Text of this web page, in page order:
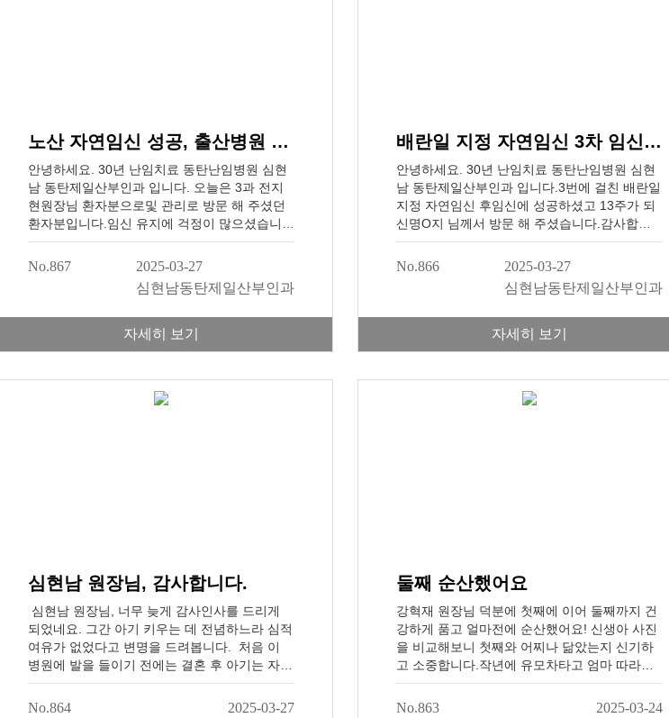
노산 자연임신 성공, 출산병원 전원 [정O영님]
안녕하세요. 30년 난임치료 동탄난임병원 심현
남 동탄제일산부인과 입니다. 오늘은 3과 전지
현원장님 환자분으로및 관리로 방문 해 주셨던
환자분입니다.임신 유지에 걱정이 많으셨습니
다.19주 5일에 출산병원 전원하셨습니다.큰 문
제 없이 건강하고 행복하게 심현남 동탄제일산
1등급 (2019, 2022)체외수정 지표 1등급난임시
다다음 희망의 주인공은 당신입니다...30년 난임
치료 경력 의료진이 진료하는
No.867
2025-03-27
심현남동탄제일산부인과
자세히 보기
배란일 지정 자연임신 3차 임신 성공 [명O지님]
안녕하세요. 30년 난임치료 동탄난임병원 심현
남 동탄제일산부인과 입니다.3번에 걸친 배란일
지정 자연임신 후임신에 성공하셨고 13주가 되
신명O지 님께서 방문 해 주셨습니다.감사합니
다. 행복한 임신 기간바라겠습니다. 감사합니
다!30년 난임치료경력, 동탄 난임병원 네이버 예
진료는 하지 않습니다.난임시술 의료기관 평가
을 축하드립니다다음 희망의 주인공은 당신입니
다...30년 난임치료 경력 의료진이 진료하는
No.866
2025-03-27
심현남동탄제일산부인과
자세히 보기
심현남 원장님, 감사합니다.
심현남 원장님, 너무 늦게 감사인사를 드리게
되었네요. 그간 아기 키우는 데 전념하느라 심적
여유가 없었다고 변명을 드려봅니다. 처음 이
병원에 발을 들이기 전에는 결혼 후 아기는 자연
히 생기는 줄로만 알았습니다. 결혼한 지 3년이
나 지나서 난임인 걸 알고 많이 상심해있었지요.
No.864
2025-03-27
둘째 순산했어요
강혁재 원장님 덕분에 첫째에 이어 둘째까지 건
강하게 품고 얼마전에 순산했어요! 신생아 사진
을 비교해보니 첫째와 어찌나 닮았는지 신기하
고 소중합니다.작년에 유모차타고 엄마 따라서
병원 같이 다니던 첫째도 그 동안 많이 성장해서
여기저기 뛰어다니고 자기주장 강한 오빠가 되
No.863
2025-03-24